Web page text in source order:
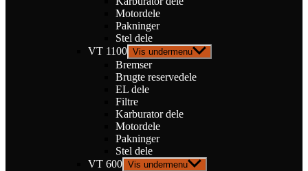
Motordele
Pakninger
Stel dele
VT 1100 Vis undermenu
Bremser
Brugte reservedele
EL dele
Filtre
Karburator dele
Motordele
Pakninger
Stel dele
VT 600 Vis undermenu